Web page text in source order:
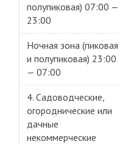
полупиковая) 07:00 —
23:00
Ночная зона (пиковая
и полупиковая) 23:00
— 07:00
4. Садоводческие,
огороднические или
дачные
некоммерческие